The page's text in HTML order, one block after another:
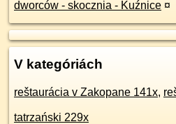
dworców - skocznia - Kuźnice ¤
V kategóriách
reštaurácia v Zakopane 141x,
tatrzański 229x